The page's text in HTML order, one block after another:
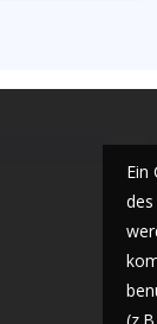
Ein